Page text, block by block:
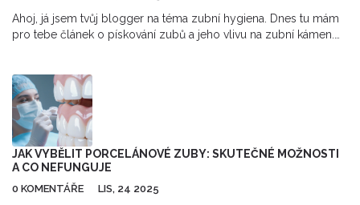
Ahoj, já jsem tvůj blogger na téma zubní hygiena. Dnes tu mám
pro tebe článek o pískování zubů a jeho vlivu na zubní kámen.
skvělé zubní hygieny. Myslím, že ti to pomůže lépe se o své
zuby starat a zabránit tvorbě zubního kamene. Zůstaň se mnou a
dozvíš se více!
JAK VYBĚLIT PORCELÁNOVÉ ZUBY: SKUTEČNÉ MOŽNOSTI
A CO NEFUNGUJE
0 KOMENTÁŘE LIS, 24 2025